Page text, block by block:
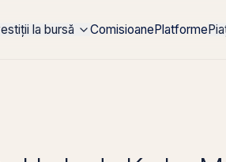
la bursă ComisioanePlatforme